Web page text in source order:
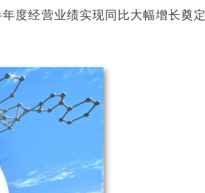
度经营业绩实现同比大幅增长奠定